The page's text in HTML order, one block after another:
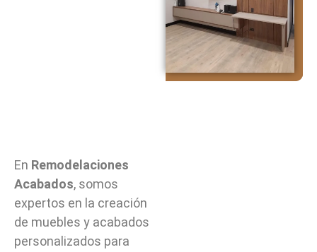
En Remodelaciones
Acabados, somos
expertos en la creación
de muebles y acabados
personalizados para